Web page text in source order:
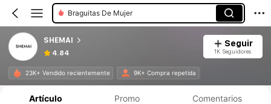
Tangas De Mujer
SHEMAI
4.84
Seguir
1K Seguidores
23K+ Vendido recientemente 9K+ Compra repetida
Artículo Promo Comentarios